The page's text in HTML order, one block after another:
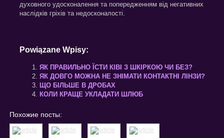
духовного удосконалення та попередженням від негативних
наслідків гріхів та недосконалості.
Powiązane Wpisy:
ЯК ПРАВИЛЬНО ЇСТИ КІВІ З ШКІРКОЮ ЧИ БЕЗ?
ЯК ДОВГО МОЖНА НЕ ЗНІМАТИ КОНТАКТНІ ЛІНЗИ?
ЩО БІЛЬШЕ В ДРОБАХ
КОЛИ КРАЩЕ УКЛАДАТИ ШЛЮБ
Похожие посты: